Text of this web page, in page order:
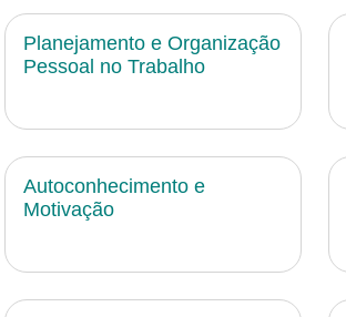
Planejamento e Organização
Pessoal no Trabalho
Autoconhecimento e
Motivação